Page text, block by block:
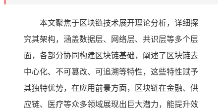
本文聚焦于区块链技术展开理论分析，详细探
究其架构，涵盖数据层、网络层、共识层等多个层
面，各部分协同构建区块链基础，阐述了区块链去
中心化、不可篡改、可追溯等特性，这些特性赋予
其独特优势，在应用前景方面，区块链在金融、供
应链、医疗等众多领域展现出巨大潜力，能提升效